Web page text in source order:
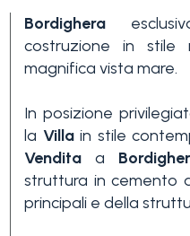
Bordighera
costruzione in stile
magnifica vista mare.
In posizione
la Villain stile
Vendita a
struttura in cemento
principali e della
Camere
minime